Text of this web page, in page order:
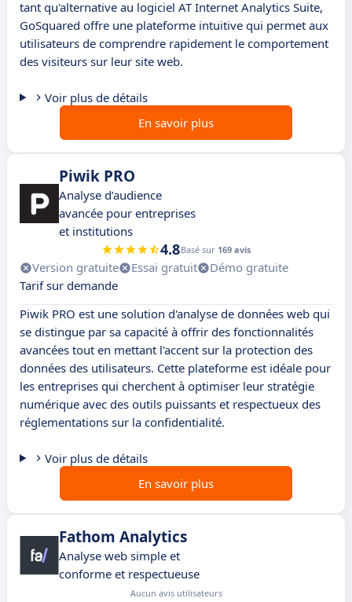
tant qu'alternative au logiciel AT Internet Analytics Suite,
GoSquared offre une plateforme intuitive qui permet aux
utilisateurs de comprendre rapidement le comportement
des visiteurs sur leur site web.
Voir plus de détails
En savoir plus
Piwik PRO
Analyse d’audience
avancée pour entreprises
et institutions
4.8Basé sur 169 avis
Version gratuite Essai gratuit
Démo gratuite
Tarif sur demande
Piwik PRO est une solution d'analyse de données web qui
se distingue par sa capacité à offrir des fonctionnalités
avancées tout en mettant l'accent sur la protection des
données des utilisateurs. Cette plateforme est idéale pour
les entreprises qui cherchent à optimiser leur stratégie
numérique avec des outils puissants et respectueux des
réglementations sur la confidentialité.
Voir plus de détails
En savoir plus
Fathom Analytics
Analyse web simple et
conforme et respectueuse
Aucun avis utilisateurs